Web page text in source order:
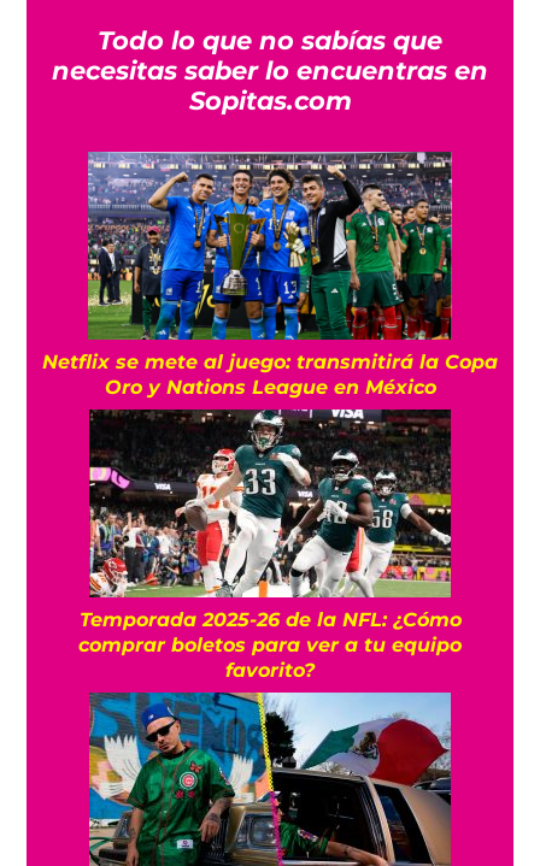
Todo lo que no sabías que
necesitas saber lo encuentras en
Sopitas.com
Netflix se mete al juego: transmitirá la Copa
Oro y Nations League en México
Temporada 2025-26 de la NFL: ¿Cómo
comprar boletos para ver a tu equipo
favorito?